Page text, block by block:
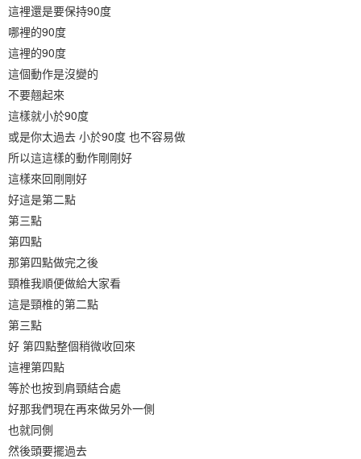
這裡還是要保持90度
哪裡的90度
這裡的90度
這個動作是沒變的
不要翹起來
這樣就小於90度
或是你太過去 小於90度 也不容易做
所以這這樣的動作剛剛好
這樣來回剛剛好
好這是第二點
第三點
第四點
那第四點做完之後
頸椎我順便做給大家看
這是頸椎的第二點
第三點
好 第四點整個稍微收回來
這裡第四點
等於也按到肩頸結合處
好那我們現在再來做另外一側
也就同側
然後頭要擺過去